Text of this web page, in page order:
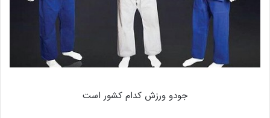
جودو ورزش کدام کشور است